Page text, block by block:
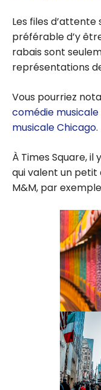
Les files
préférable d’y
rabais sont
représentations
Vous pourriez
comédie musicale
musicale Chicago.
À Times Square, il
qui valent un
M&M, par